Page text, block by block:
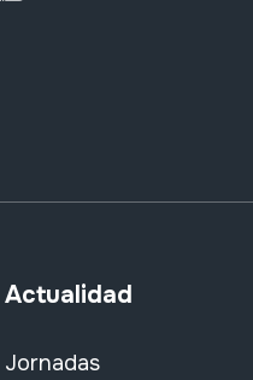
Actualidad
Jornadas